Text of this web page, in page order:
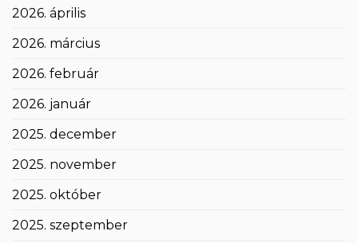
2026. április
2026. március
2026. február
2026. január
2025. december
2025. november
2025. október
2025. szeptember